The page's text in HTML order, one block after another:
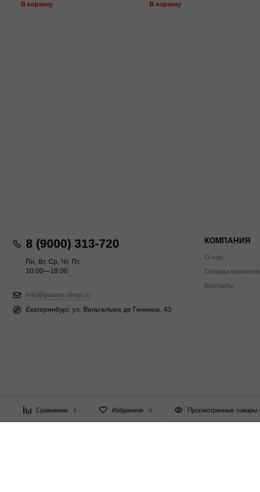
В корзину В корзину
8 (9000) 313-720
Пн, Вт, Ср, Чт, Пт.
10:00—18:00
info@pasma-shop.ru
Екатеринбург, ул. Вильгельма де Геннина, 43
КОМПАНИЯ
О нас
Отзывы клиентов
Контакты
© 2026 ПАСМА - универсальный поставщик товаров для рукоделия.
Сравнение 0 Избранное 0 Просмотренные товары